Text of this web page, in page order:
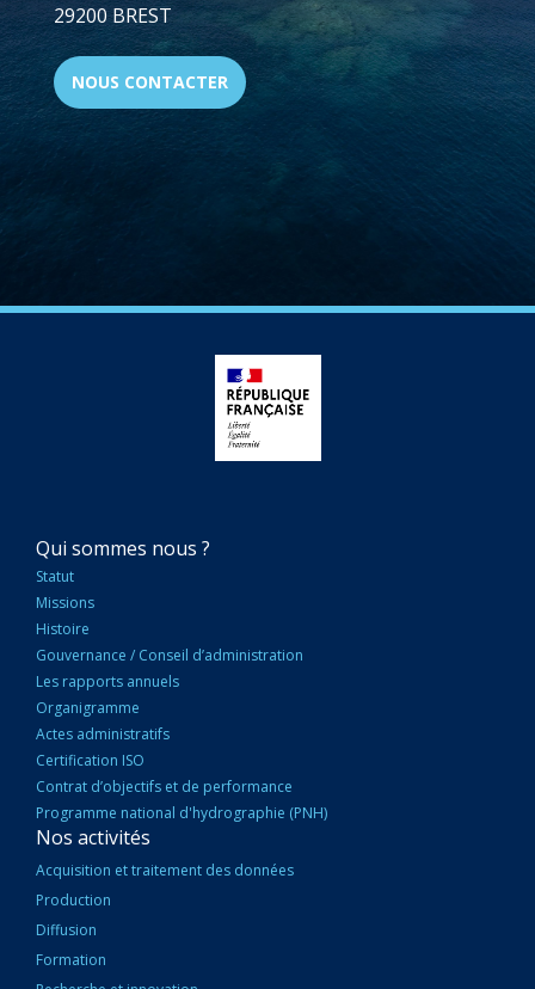
29200 BREST
NOUS CONTACTER
NAVIGATION
PRINCIPALE
Qui sommes nous ?
Statut
Missions
Histoire
Gouvernance / Conseil d’administration
Les rapports annuels
Organigramme
Actes administratifs
Certification ISO
Contrat d’objectifs et de performance
Programme national d'hydrographie (PNH)
Nos activités
Acquisition et traitement des données
Production
Diffusion
Formation